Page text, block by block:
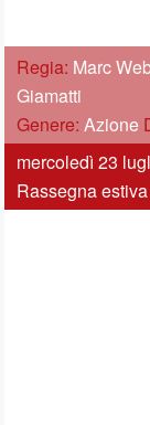
Regia: Marc
Giamatti
Genere:Azione
mercoledì 23
Rassegna estiva